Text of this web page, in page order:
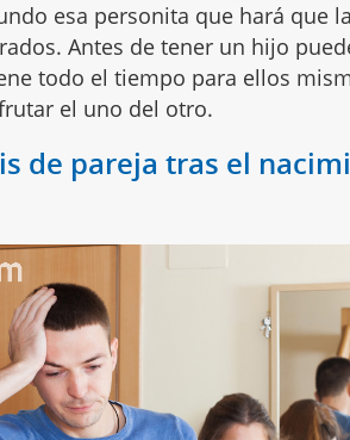
esa personita que hará que
Antes de tener un hijo
todo el tiempo para ellos
el uno del otro.
de pareja tras el